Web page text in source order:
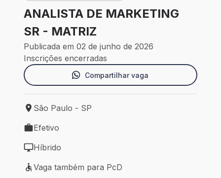
ANALISTA DE MARKETING
SR - MATRIZ
Publicada em 02 de junho de 2026
Inscrições encerradas
Compartilhar vaga
Local de trabalho: São Paulo - SP
São Paulo - SP
Tipo de vaga: Efetivo
Efetivo
Modelo de trabalho: Híbrido
Híbrido
Vaga também para PcD
Vaga também para PcD